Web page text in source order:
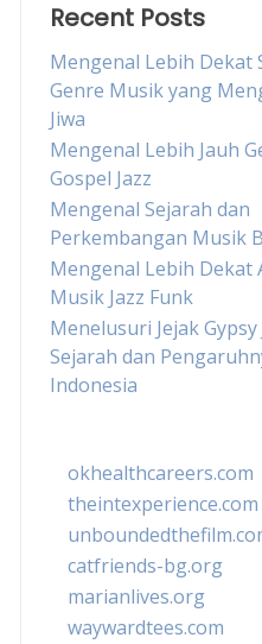
Recent Posts
Mengenal Lebih Dekat
Genre Musik yang
Jiwa
Mengenal Lebih Jauh
Gospel Jazz
Mengenal Sejarah dan
Perkembangan Musik
Mengenal Lebih Dekat
Musik Jazz Funk
Menelusuri Jejak Gypsy
Sejarah dan
Indonesia
okhealthcareers.com
theintexperience.com
catfriends-bg.org
marianlives.org
waywardtees.com